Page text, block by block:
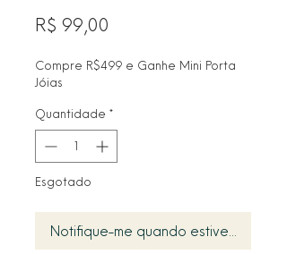
R$ 99,00
Compre R$499 e Ganhe Mini Porta
Jóias
Quantidade *
Esgotado
Notifique-me quando estiver